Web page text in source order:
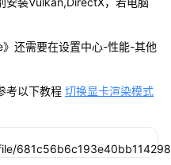
还需要在设置中心-性能-其他
考以下教程 切换显卡渲染模式